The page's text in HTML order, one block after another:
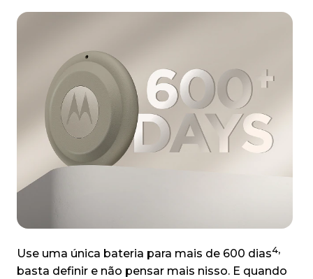
Use uma única bateria para mais de 600 dias4,
basta definir e não pensar mais nisso. E quando